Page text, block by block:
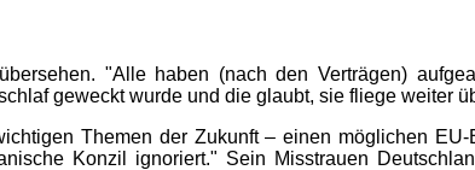
"Alle haben (nach den Verträgen)
geweckt wurde und die glaubt, sie fliege weiter
Themen der Zukunft – einen möglichen
Konzil ignoriert." Sein Misstrauen